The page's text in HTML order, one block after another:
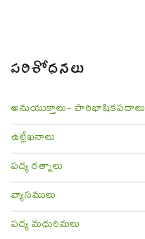
పరిశోధనలు
అనుయుక్తాలు- పారిభాషికపదాలు
ఉల్లేఖనాలు
పద్య రత్నాలు
వ్యాసములు
పద్య మధురిమలు